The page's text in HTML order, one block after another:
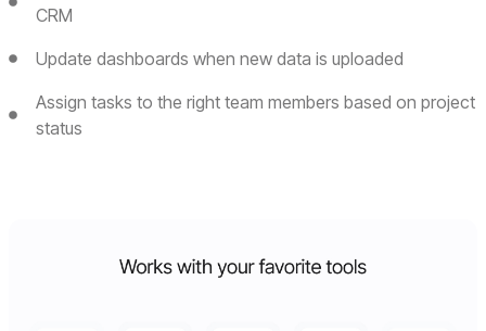
CRM
Update dashboards when new data is uploaded
Assign tasks to the right team members based on project
status